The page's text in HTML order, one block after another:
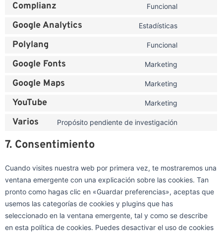
Complianz Funcional
Google Analytics Estadísticas
Polylang Funcional
Google Fonts Marketing
Google Maps Marketing
YouTube Marketing
Varios Propósito pendiente de investigación
7. Consentimiento
Cuando visites nuestra web por primera vez, te mostraremos una
ventana emergente con una explicación sobre las cookies. Tan
pronto como hagas clic en «Guardar preferencias», aceptas que
usemos las categorías de cookies y plugins que has
seleccionado en la ventana emergente, tal y como se describe
en esta política de cookies. Puedes desactivar el uso de cookies